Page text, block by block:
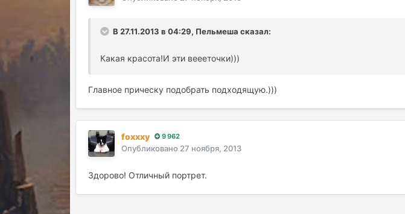
В 27.11.2013 в 04:29, Пельмеша сказал:
Какая красота!И эти веееточки)))
Главное прическу подобрать подходящую.)))
foxxxy 9 962
Опубликовано 27 ноября, 2013
Здорово! Отличный портрет.